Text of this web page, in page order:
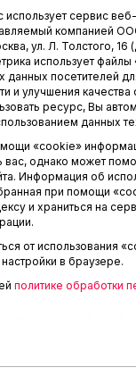
11:00
массовая
6+
сервис
компанией
ул. Л. Толстого,
использует
данных посетителей
и улучшения качества
ресурс, Вы
данных
«cookie»
вас, однако может
Информация об
при помощи
и храниться на
от использования
в браузере.
политике обработки